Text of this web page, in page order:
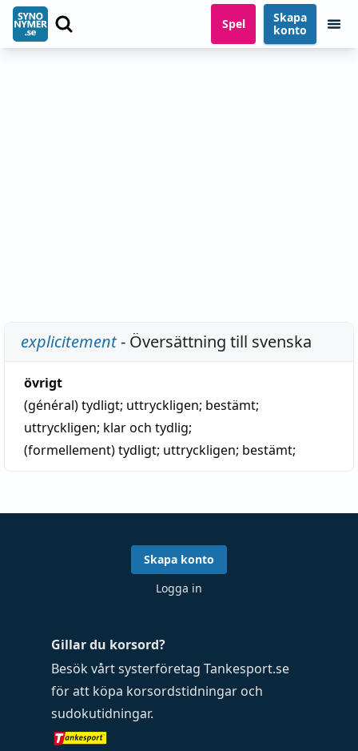
Spel
Skapa
konto
explicitement- Översättning till svenska
övrigt
(général)tydligt; uttryckligen; bestämt;
uttryckligen; klar och tydlig;
(formellement)tydligt; uttryckligen; bestämt;
Gillar du korsord?
Besök vårt systerföretag Tankesport.se
för att köpa korsordstidningar och
sudokutidningar.
Skapa konto
Logga in